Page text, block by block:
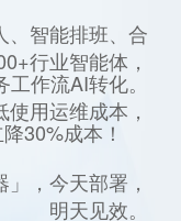
、智能排班、合
行业智能体，
作流AI转化。
用运维成本，
30%成本！
，今天部署，
明天见效。